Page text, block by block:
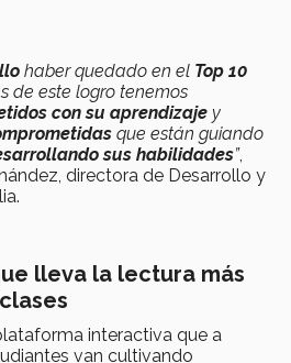
haber quedado en el Top 10
de este logro tenemos
con su aprendizaje y
que están guiando
sus habilidades”,
directora de Desarrollo y
lleva la lectura más
interactiva que a
van cultivando